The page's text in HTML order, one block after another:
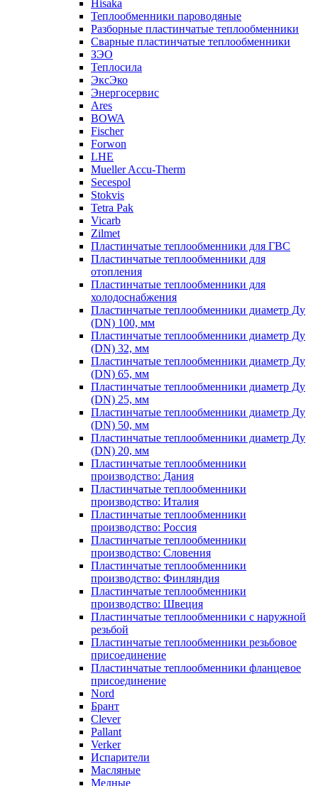
Hisaka
Теплообменники пароводяные
Разборные пластинчатые теплообменники
Сварные пластинчатые теплообменники
ЗЭО
Теплосила
ЭксЭко
Энергосервис
Ares
BOWA
Fischer
Forwon
LHE
Mueller Accu-Therm
Secespol
Stokvis
Tetra Pak
Vicarb
Zilmet
Пластинчатые теплообменники для ГВС
Пластинчатые теплообменники для
отопления
Пластинчатые теплообменники для
холодоснабжения
Пластинчатые теплообменники диаметр Ду
(DN) 100, мм
Пластинчатые теплообменники диаметр Ду
(DN) 32, мм
Пластинчатые теплообменники диаметр Ду
(DN) 65, мм
Пластинчатые теплообменники диаметр Ду
(DN) 25, мм
Пластинчатые теплообменники диаметр Ду
(DN) 50, мм
Пластинчатые теплообменники диаметр Ду
(DN) 20, мм
Пластинчатые теплообменники
производство: Дания
Пластинчатые теплообменники
производство: Италия
Пластинчатые теплообменники
производство: Россия
Пластинчатые теплообменники
производство: Словения
Пластинчатые теплообменники
производство: Финляндия
Пластинчатые теплообменники
производство: Швеция
Пластинчатые теплообменники с наружной
резьбой
Пластинчатые теплообменники резьбовое
присоединение
Пластинчатые теплообменники фланцевое
присоединение
Nord
Брант
Clever
Pallant
Verker
Испарители
Масляные
Медные